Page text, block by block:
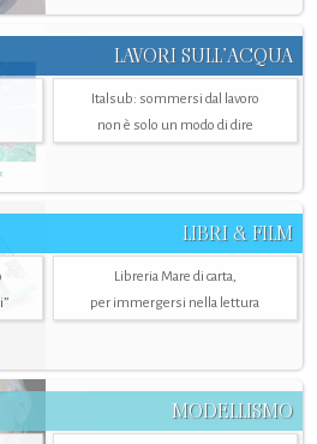
LAVORI SULL’ACQUA
Italsub: sommersi dal lavoro
non è solo un modo di dire
LIBRI & FILM
Libreria Mare di carta,
per immergersi nella lettura
MODELLISMO